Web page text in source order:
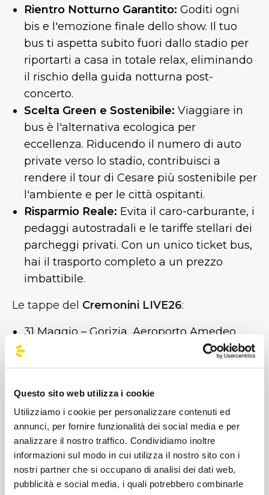
Questo sito web utilizza i cookie
Utilizziamo i cookie per personalizzare contenuti ed
annunci, per fornire funzionalità dei social media e per
analizzare il nostro traffico. Condividiamo inoltre
informazioni sul modo in cui utilizza il nostro sito con i
nostri partner che si occupano di analisi dei dati web,
pubblicità e social media, i quali potrebbero combinarle
Rientro Notturno Garantito: Goditi ogni
bis e l'emozione finale dello show. Il tuo
bus ti aspetta subito fuori dallo stadio per
riportarti a casa in totale relax, eliminando
il rischio della guida notturna post-
concerto.
Scelta Green e Sostenibile: Viaggiare in
bus è l'alternativa ecologica per
eccellenza. Riducendo il numero di auto
private verso lo stadio, contribuisci a
rendere il tour di Cesare più sostenibile per
l'ambiente e per le città ospitanti.
Risparmio Reale: Evita il caro-carburante, i
pedaggi autostradali e le tariffe stellari dei
parcheggi privati. Con un unico ticket bus,
hai il trasporto completo a un prezzo
imbattibile.
Le tappe del Cremonini LIVE26:
31 Maggio – Gorizia, Aeroporto Amedeo
Duca d'Aosta (Data Zero)
6 e 7 Giugno – Roma, Circo Massimo 7
10 Giugno – Milano, Ippodromo SNAI La
Maura
13 Giugno – Imola, Autodromo
Internazionale Enzo e Dino Ferrari
17 Giugno – Firenze, Visarno Arena